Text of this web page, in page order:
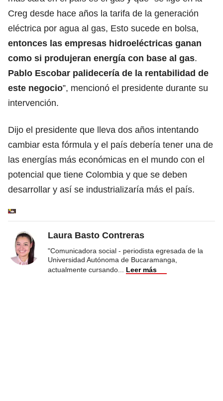
Creg desde hace años la tarifa de la generación
eléctrica por agua al gas, Esto sucede en bolsa,
entonces las empresas hidroeléctricas ganan
como si produjeran energía con base al gas.
Pablo Escobar palidecería de la rentabilidad de
este negocio”, mencionó el presidente durante su
intervención.
Dijo el presidente que lleva dos años intentando
cambiar esta fórmula y el país debería tener una de
las energías más económicas en el mundo con el
potencial que tiene Colombia y que se deben
desarrollar y así se industrializaría más el país.
Laura Basto Contreras
"Comunicadora social - periodista egresada de la
Universidad Autónoma de Bucaramanga,
actualmente cursando
Leer más